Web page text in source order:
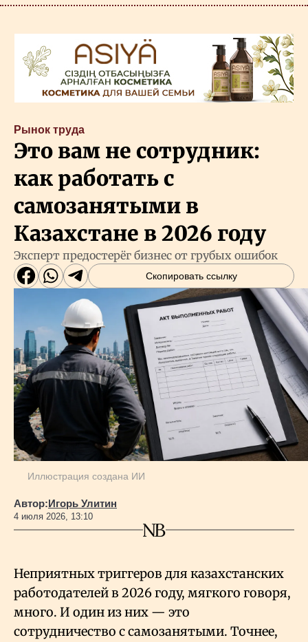
Рынок труда
Это вам не сотрудник:
как работать с
самозанятыми в
Казахстане в 2026 году
Эксперт предостерёг бизнес от грубых ошибок
Скопировать ссылку
Иллюстрация создана ИИ
Автор:Игорь Улитин
4 июля 2026, 13:10
Неприятных триггеров для казахстанских
работодателей в 2026 году, мягкого говоря,
много. И один из них — это
сотрудничество с самозанятыми. Точнее,